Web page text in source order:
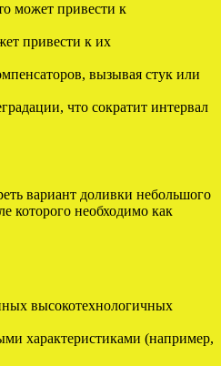
может привести к
привести к их
вызывая стук или
что сократит интервал
вариант доливки небольшого
которого необходимо как
высокотехнологичных
характеристиками (например,